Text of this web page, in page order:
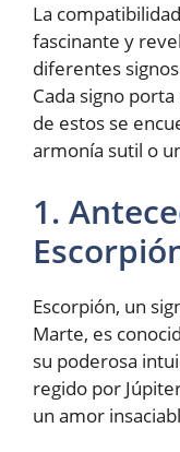
La
fascinante y
diferentes
Cada signo
de estos se
armonía sutil o
1.
Escorpión, un
Marte, es
su poderosa
regido por
un amor